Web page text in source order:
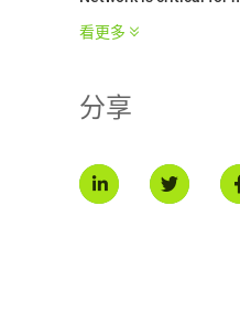
The Secret Network
看更多
分享